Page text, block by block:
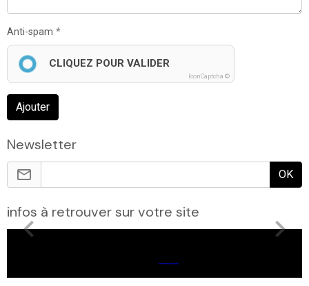
Anti-spam
CLIQUEZ POUR VALIDER
IconCaptcha ©
Ajouter
Newsletter
OK
infos à retrouver sur votre site